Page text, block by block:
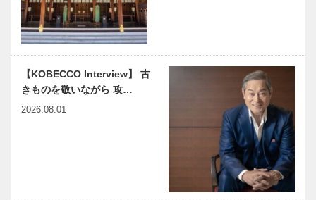
【KOBECCO Interview】 古
きものを敬いながら 攻…
2026.08.01